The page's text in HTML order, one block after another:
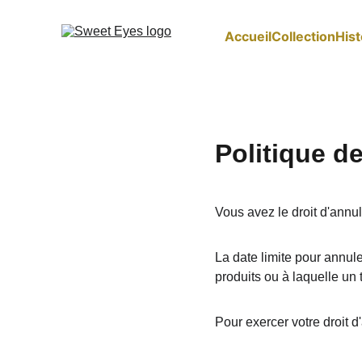
AccueilCollection
Politique
Vous avez le droit
La date limite pour
produits ou à laquelle un
Pour exercer votre droit